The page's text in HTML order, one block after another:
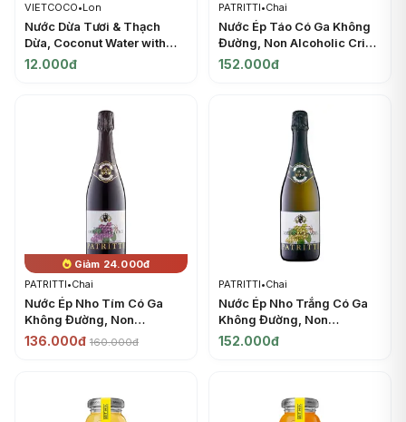
VIETCOCO•Lon
Nước Dừa Tươi & Thạch
Dừa, Coconut Water with
Nata de Coco (240ml) -
12.000đ
PATRITTI•Chai
Nước Ép Táo Có Ga Không
Đường, Non Alcoholic Crisp
Crackling Apple Juice
152.000đ
Giảm 24.000đ
PATRITTI•Chai
Nước Ép Nho Tím Có Ga
Không Đường, Non
Alcoholic Sparkling Natural
136.000đ 160.000đ
PATRITTI•Chai
Nước Ép Nho Trắng Có Ga
Không Đường, Non
Alcoholic Sparkling Natural
152.000đ